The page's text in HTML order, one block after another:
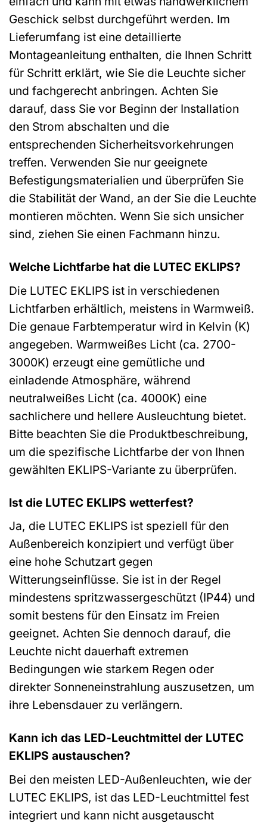
Geschick selbst durchgeführt werden. Im
Lieferumfang ist eine detaillierte
Montageanleitung enthalten, die Ihnen Schritt
für Schritt erklärt, wie Sie die Leuchte sicher
und fachgerecht anbringen. Achten Sie
darauf, dass Sie vor Beginn der Installation
den Strom abschalten und die
entsprechenden Sicherheitsvorkehrungen
treffen. Verwenden Sie nur geeignete
Befestigungsmaterialien und überprüfen Sie
die Stabilität der Wand, an der Sie die Leuchte
montieren möchten. Wenn Sie sich unsicher
sind, ziehen Sie einen Fachmann hinzu.
Welche Lichtfarbe hat die LUTEC EKLIPS?
Die LUTEC EKLIPS ist in verschiedenen
Lichtfarben erhältlich, meistens in Warmweiß.
Die genaue Farbtemperatur wird in Kelvin (K)
angegeben. Warmweißes Licht (ca. 2700-
3000K) erzeugt eine gemütliche und
einladende Atmosphäre, während
neutralweißes Licht (ca. 4000K) eine
sachlichere und hellere Ausleuchtung bietet.
Bitte beachten Sie die Produktbeschreibung,
um die spezifische Lichtfarbe der von Ihnen
gewählten EKLIPS-Variante zu überprüfen.
Ist die LUTEC EKLIPS wetterfest?
Ja, die LUTEC EKLIPS ist speziell für den
Außenbereich konzipiert und verfügt über
eine hohe Schutzart gegen
Witterungseinflüsse. Sie ist in der Regel
mindestens spritzwassergeschützt (IP44) und
somit bestens für den Einsatz im Freien
geeignet. Achten Sie dennoch darauf, die
Leuchte nicht dauerhaft extremen
Bedingungen wie starkem Regen oder
direkter Sonneneinstrahlung auszusetzen, um
ihre Lebensdauer zu verlängern.
Kann ich das LED-Leuchtmittel der LUTEC
EKLIPS austauschen?
Bei den meisten LED-Außenleuchten, wie der
LUTEC EKLIPS, ist das LED-Leuchtmittel fest
integriert und kann nicht ausgetauscht